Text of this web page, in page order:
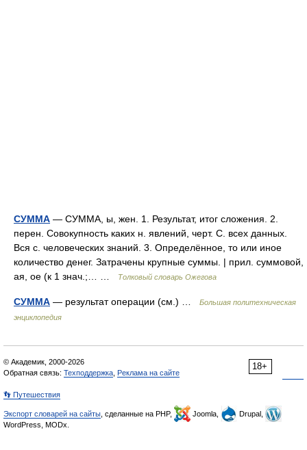
СУММА — СУММА, ы, жен. 1. Результат, итог сложения. 2.
перен. Совокупность каких н. явлений, черт. С. всех данных.
Вся с. человеческих знаний. 3. Определённое, то или иное
количество денег. Затрачены крупные суммы. | прил. суммовой,
ая, ое (к 1 знач.;… …
Толковый словарь Ожегова
СУММА — результат операции (см.) …
Большая политехническая
энциклопедия
18+
© Академик, 2000-2026
Обратная связь: Техподдержка Реклама на сайте
👣 Путешествия
Экспорт словарей на сайты , сделанные на PHP, Joomla,
Drupal,
WordPress, MODx.